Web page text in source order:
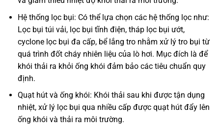
Hệ thống lọc bụi: Có thể lựa chọn các hệ thống lọc như:
Lọc bụi túi vải, lọc bụi tĩnh điện, tháp lọc bụi ướt,
cyclone lọc bụi đa cấp, bể lắng tro nhằm xử lý tro bụi từ
quá trình đốt cháy nhiên liệu của lò hơi. Mục đích là để
khói thải ra khỏi ống khói đảm bảo các tiêu chuẩn quy
định.
Quạt hút và ống khói: Khói thải sau khi được tận dụng
nhiệt, xử lý lọc bụi qua nhiều cấp được quạt hút đẩy lên
ống khói và thải ra môi trường.